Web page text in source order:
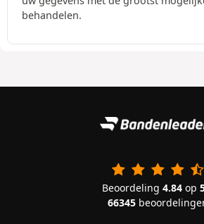
behandelen.
Beoordeling 4.84op
66345